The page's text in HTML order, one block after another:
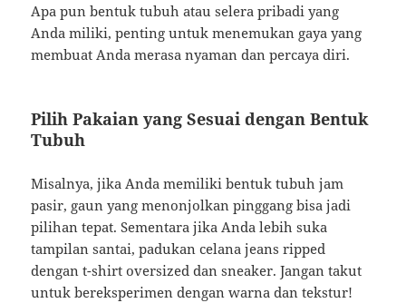
Apa pun bentuk tubuh atau selera pribadi yang
Anda miliki, penting untuk menemukan gaya yang
membuat Anda merasa nyaman dan percaya diri.
Pilih Pakaian yang Sesuai dengan Bentuk
Tubuh
Misalnya, jika Anda memiliki bentuk tubuh jam
pasir, gaun yang menonjolkan pinggang bisa jadi
pilihan tepat. Sementara jika Anda lebih suka
tampilan santai, padukan celana jeans ripped
dengan t-shirt oversized dan sneaker. Jangan takut
untuk bereksperimen dengan warna dan tekstur!